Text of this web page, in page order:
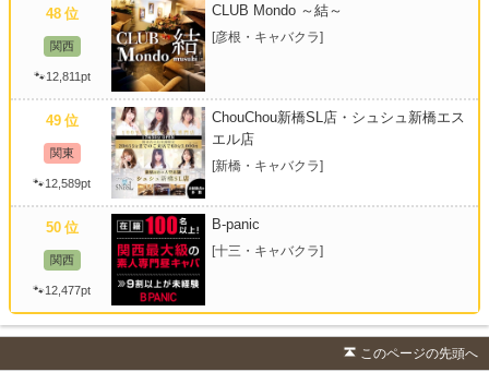
48 位
関西
🐾12,811pt
CLUB Mondo ～結～
[彦根・キャバクラ]
49 位
関東
🐾12,589pt
ChouChou新橋SL店・シュシュ新橋エス
エル店
[新橋・キャバクラ]
50 位
関西
🐾12,477pt
B-panic
[十三・キャバクラ]
このページの先頭へ